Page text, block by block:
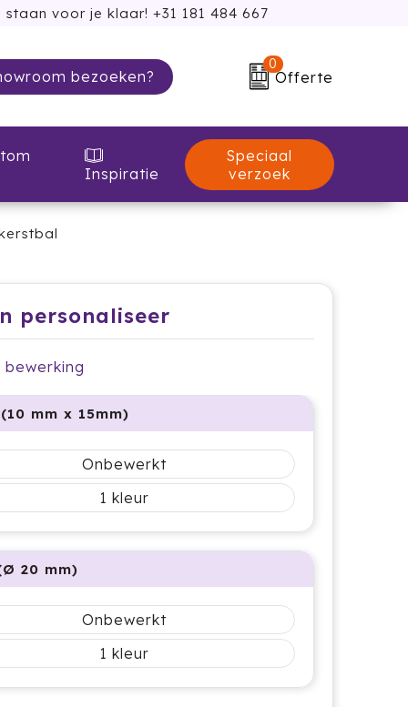
staan voor je klaar! +31 181 484 667
bezoeken?
0
Offerte
Inspiratie
Speciaal
verzoek
personaliseer
bewerking
mm x 15mm)
Onbewerkt
1
20 mm)
Onbewerkt
1